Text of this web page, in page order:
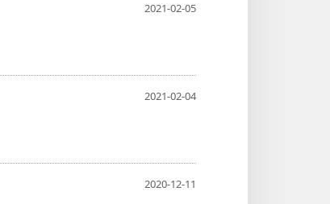
2021-02-05
2021-02-04
2020-12-11